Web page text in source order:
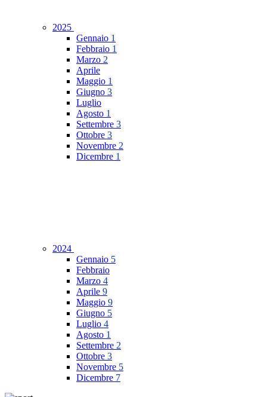
2025
Gennaio 1
Febbraio 1
Marzo 2
Aprile
Maggio 1
Giugno 3
Luglio
Agosto 1
Settembre 3
Ottobre 3
Novembre 2
Dicembre 1
2024
Gennaio 5
Febbraio
Marzo 4
Aprile 9
Maggio 9
Giugno 5
Luglio 4
Agosto 1
Settembre 2
Ottobre 3
Novembre 5
Dicembre 7